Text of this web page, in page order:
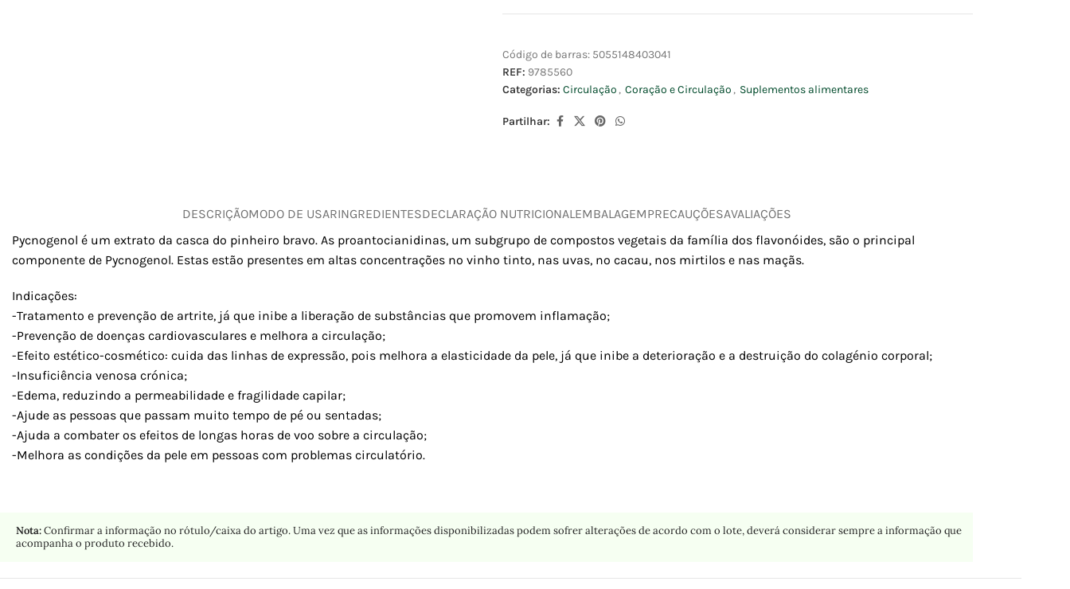
Código de barras: 5055148403041
REF: 9785560
Categorias: Circulação , Coração e Circulação , Suplementos alimentares
Partilhar:
DESCRIÇÃOMODO DE USARINGREDIENTESDECLARAÇÃO NUTRICIONAL EMBALAGEMPRECAUÇÕESAVALIAÇÕES
Pycnogenol é um extrato da casca do pinheiro bravo. As proantocianidinas, um subgrupo de compostos vegetais da família dos flavonóides, são o principal
componente de Pycnogenol. Estas estão presentes em altas concentrações no vinho tinto, nas uvas, no cacau, nos mirtilos e nas maçãs.
Indicações:
-Tratamento e prevenção de artrite, já que inibe a liberação de substâncias que promovem inflamação;
-Prevenção de doenças cardiovasculares e melhora a circulação;
-Efeito estético-cosmético: cuida das linhas de expressão, pois melhora a elasticidade da pele, já que inibe a deterioração e a destruição do colagénio corporal;
-Insuficiência venosa crónica;
-Edema, reduzindo a permeabilidade e fragilidade capilar;
-Ajude as pessoas que passam muito tempo de pé ou sentadas;
-Ajuda a combater os efeitos de longas horas de voo sobre a circulação;
-Melhora as condições da pele em pessoas com problemas circulatório.
Nota:Confirmar a informação no rótulo/caixa do artigo. Uma vez que as informações disponibilizadas podem sofrer alterações de acordo com o lote, deverá considerar sempre a informação que
acompanha o produto recebido.